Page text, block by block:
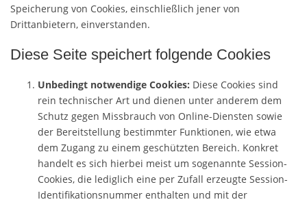
Speicherung von Cookies, einschließlich jener von
Drittanbietern, einverstanden.
Diese Seite speichert folgende Cookies
Unbedingt notwendige Cookies: Diese Cookies sind
rein technischer Art und dienen unter anderem dem
Schutz gegen Missbrauch von Online-Diensten sowie
der Bereitstellung bestimmter Funktionen, wie etwa
dem Zugang zu einem geschützten Bereich. Konkret
handelt es sich hierbei meist um sogenannte Session-
Cookies, die lediglich eine per Zufall erzeugte Session-
Identifikationsnummer enthalten und mit der